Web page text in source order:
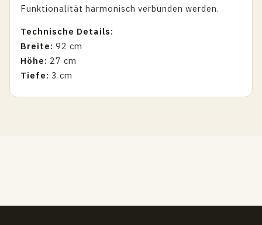
Funktionalität harmonisch verbunden werden.
Technische Details:
Breite: 92 cm
Höhe: 27 cm
Tiefe: 3 cm